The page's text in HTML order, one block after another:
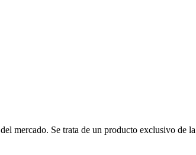
del mercado. Se trata de un producto exclusivo de